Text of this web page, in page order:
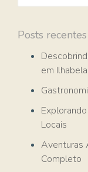
Posts recentes
em Ilhabela
Locais
Aventuras
Completo